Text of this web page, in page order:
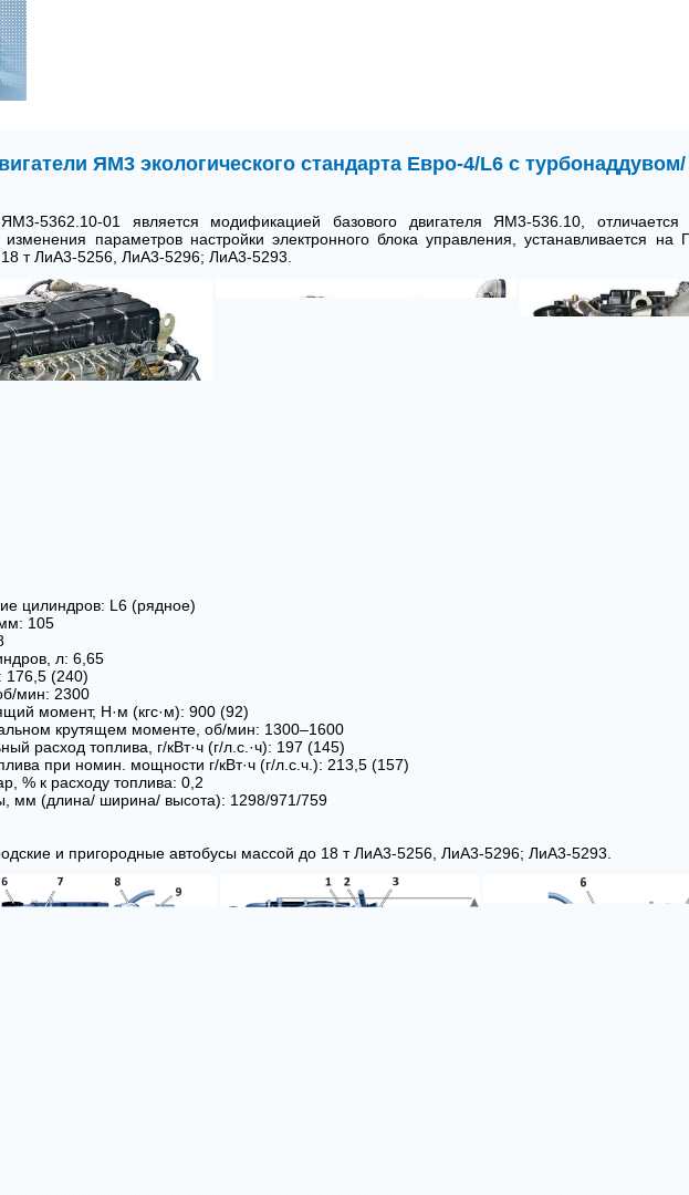
ЯМ3 экологического стандарта Евро-4/L6 с турбонаддувом
5362.10-01 является модификацией базового двигателя ЯМ3-536.10, отличается
параметров настройки электронного блока управления, устанавливается на
т ЛиА3-5256, ЛиА3-5296; ЛиА3-5293.
цилиндров: L6 (рядное)
105
л: 6,65
176,5 (240)
мин: 2300
момент, Н·м (кгс·м): 900 (92)
крутящем моменте, об/мин: 1300–1600
расход топлива, г/кВт·ч (г/л.с.·ч): 197 (145)
при номин. мощности г/кВт·ч (г/л.с.ч.): 213,5 (157)
% к расходу топлива: 0,2
мм (длина/ ширина/ высота): 1298/971/759
и пригородные автобусы массой до 18 т ЛиА3-5256, ЛиА3-5296; ЛиА3-5293.